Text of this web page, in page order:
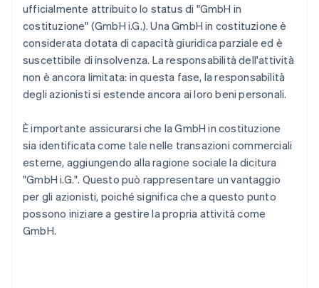
ufficialmente attribuito lo status di "GmbH in
costituzione" (GmbH i.G.). Una GmbH in costituzione è
considerata dotata di capacità giuridica parziale ed è
suscettibile di insolvenza. La responsabilità dell'attività
non è ancora limitata: in questa fase, la responsabilità
degli azionisti si estende ancora ai loro beni personali.
È importante assicurarsi che la GmbH in costituzione
sia identificata come tale nelle transazioni commerciali
esterne, aggiungendo alla ragione sociale la dicitura
"GmbH i.G.". Questo può rappresentare un vantaggio
per gli azionisti, poiché significa che a questo punto
possono iniziare a gestire la propria attività come
GmbH.